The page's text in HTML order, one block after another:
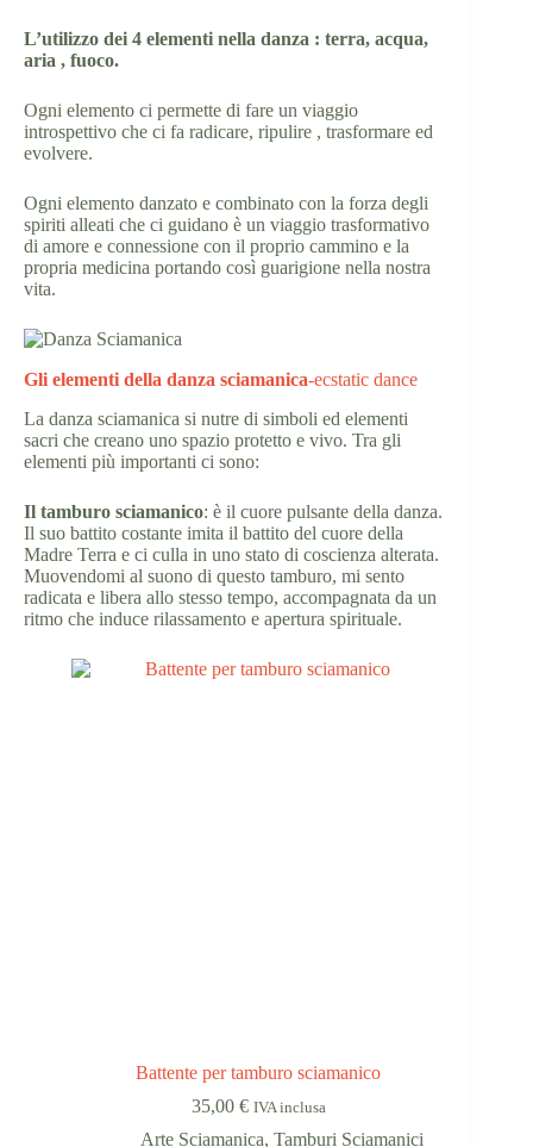
L’utilizzo dei 4 elementi nella danza : terra, acqua,
aria , fuoco.
Ogni elemento ci permette di fare un viaggio
introspettivo che ci fa radicare, ripulire , trasformare ed
evolvere.
Ogni elemento danzato e combinato con la forza degli
spiriti alleati che ci guidano è un viaggio trasformativo
di amore e connessione con il proprio cammino e la
propria medicina portando così guarigione nella nostra
vita.
Gli elementi della danza sciamanica-ecstatic dance
La danza sciamanica si nutre di simboli ed elementi
sacri che creano uno spazio protetto e vivo. Tra gli
elementi più importanti ci sono:
Il tamburo sciamanico: è il cuore pulsante della danza.
Il suo battito costante imita il battito del cuore della
Madre Terra e ci culla in uno stato di coscienza alterata.
Muovendomi al suono di questo tamburo, mi sento
radicata e libera allo stesso tempo, accompagnata da un
ritmo che induce rilassamento e apertura spirituale.
Battente per tamburo sciamanico
35,00 € IVA inclusa
Arte Sciamanica,Tamburi Sciamanici